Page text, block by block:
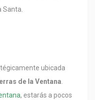
ubicada
de la Ventana
, estarás a pocos